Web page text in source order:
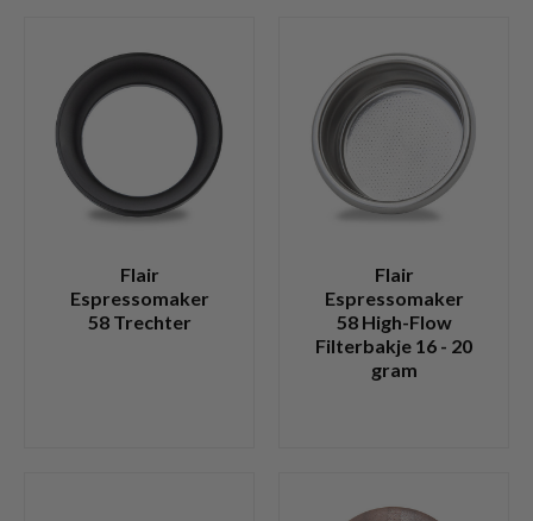
Flair
Espressomaker
58 Trechter
Flair
Espressomaker
58 High-Flow
Filterbakje 16 - 20
gram